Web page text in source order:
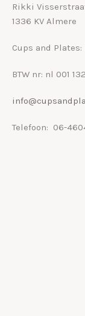
Rikki
1336 KV Almere
Cups and
BTW nr: nl 001
Telefoon: 06-